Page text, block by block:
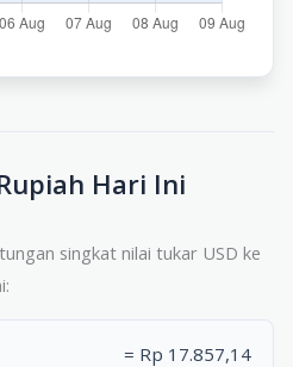
Hari Ini
singkat nilai tukar USD ke
= Rp 17.857,14